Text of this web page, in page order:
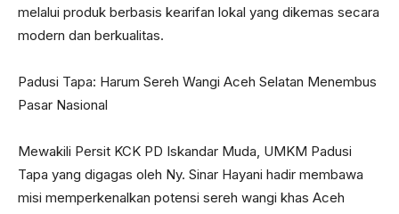
melalui produk berbasis kearifan lokal yang dikemas secara
modern dan berkualitas.
Padusi Tapa: Harum Sereh Wangi Aceh Selatan Menembus
Pasar Nasional
Mewakili Persit KCK PD Iskandar Muda, UMKM Padusi
Tapa yang digagas oleh Ny. Sinar Hayani hadir membawa
misi memperkenalkan potensi sereh wangi khas Aceh